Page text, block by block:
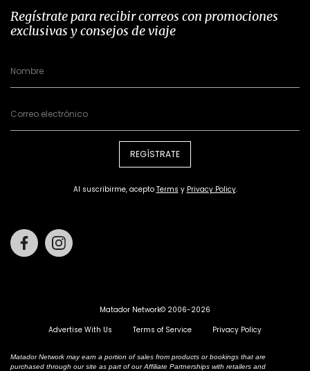
Regístrate para recibir correos con promociones
exclusivas y consejos de viaje
REGÍSTRATE
Al suscribirme, acepto Terms y Privacy Policy.
Facebook
Matador Network© 2006-2026
Advertise With Us
Terms of Service Privacy Policy
Matador Network may earn a portion of sales from products or bookings that are
purchased through our site as part of our Affiliate Partnerships with retailers and